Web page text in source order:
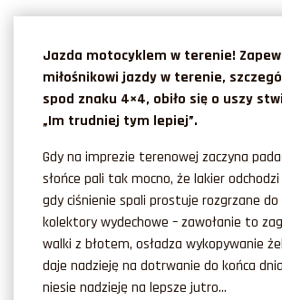
Jazda motocyklem w terenie!
miłośnikowi jazdy w terenie,
spod znaku 4×4, obiło się o uszy
„Im trudniej tym lepiej”.
Gdy na imprezie terenowej zaczyna
słońce pali tak mocno, że lakier
gdy ciśnienie spali prostuje rozgrzane do
kolektory wydechowe – zawołanie to
walki z błotem, osładza wykopywanie
daje nadzieję na dotrwanie do końca
niesie nadzieję na lepsze jutro…